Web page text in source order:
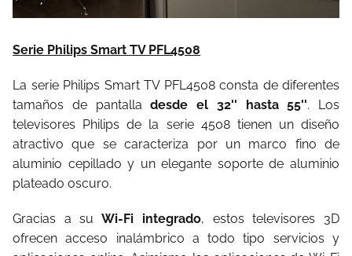
Serie Philips Smart TV PFL4508
La serie Philips Smart TV PFL4508 consta de diferentes
tamaños de pantalla desde el 32'' hasta 55''. Los
televisores Philips de la serie 4508 tienen un diseño
atractivo que se caracteriza por un marco fino de
aluminio cepillado y un elegante soporte de aluminio
plateado oscuro.
Gracias a su Wi-Fi integrado, estos televisores 3D
ofrecen acceso inalámbrico a todo tipo servicios y